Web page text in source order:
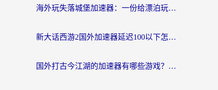
海外玩失落城堡加速器：一份给漂泊玩家的网络自救指南
新大话西游2国外加速器延迟100以下怎么办？海外党实测有效的低延迟指南
国外打古今江湖的加速器有哪些游戏？一个海外玩家的终极选择指南